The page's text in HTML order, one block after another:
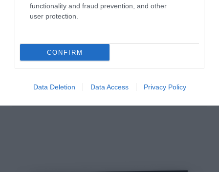
functionality and fraud prevention, and other
user protection.
CONFIRM
Data Deletion Data Access Privacy Policy
Dostupné formáty
programatické reklamy v
HbbTV